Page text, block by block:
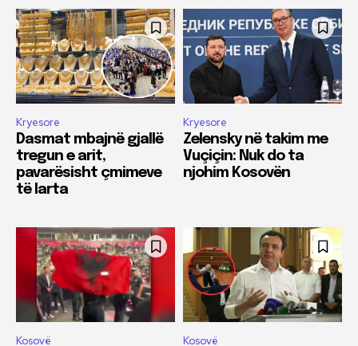
Kryesore
Dasmat mbajnë gjallë
tregun e arit,
pavarësisht çmimeve
të larta
Kryesore
Zelensky në takim me
Vuçiçin: Nuk do ta
njohim Kosovën
Kosovë Kosovë